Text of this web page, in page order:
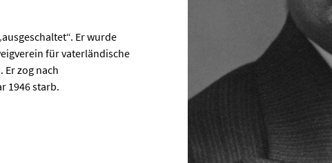
Er wurde
für vaterländische
zog nach
1946 starb.